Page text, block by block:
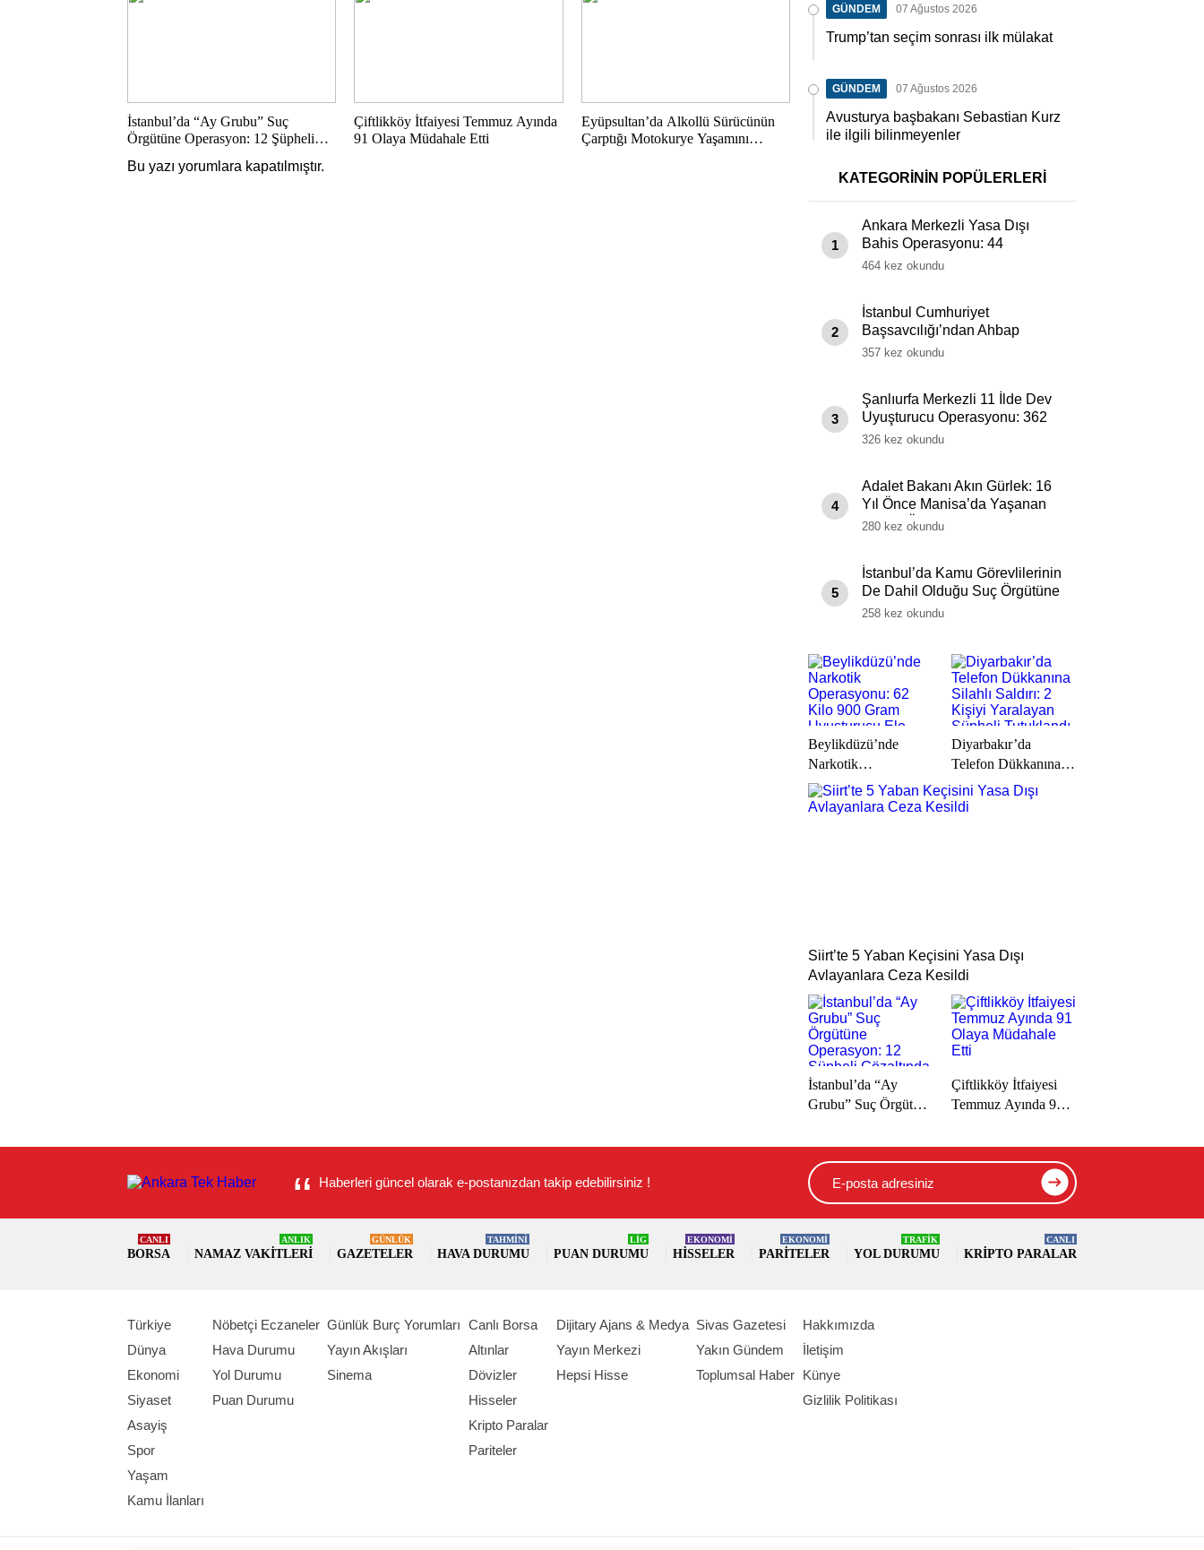
İstanbul’da “Ay Grubu” Suç
Örgütüne Operasyon: 12 Şüpheli
Çiftlikköy İtfaiyesi Temmuz Ayında
91 Olaya Müdahale Etti
Eyüpsultan’da Alkollü Sürücünün
Çarptığı Motokurye Yaşamını
Bu yazı yorumlara kapatılmıştır.
GÜNDEM 07 Ağustos 2026
Trump’tan seçim sonrası ilk mülakat
GÜNDEM 07 Ağustos 2026
Avusturya başbakanı Sebastian Kurz
ile ilgili bilinmeyenler
KATEGORİNİN POPÜLERLERİ
1
Ankara Merkezli Yasa Dışı
Bahis Operasyonu: 44
Tutuklama
464 kez okundu
2
İstanbul Cumhuriyet
Başsavcılığı’ndan Ahbap
Soruşturması: Bilirkişi Heyeti
357 kez okundu
3
Şanlıurfa Merkezli 11 İlde Dev
Uyuşturucu Operasyonu: 362
Şüpheli Hakkında Yakalama
326 kez okundu
4
Adalet Bakanı Akın Gürlek: 16
Yıl Önce Manisa’da Yaşanan
Bebek Ölümü Hadisesi
280 kez okundu
5
İstanbul’da Kamu Görevlilerinin
De Dahil Olduğu Suç Örgütüne
Darbe: 37 Gözaltı
258 kez okundu
Beylikdüzü’nde
Narkotik
Operasyonu: 62 Kilo
900 Gram
Diyarbakır’da
Telefon Dükkanına
Silahlı Saldırı: 2
Kişiyi Yaralayan
Siirt’te 5 Yaban Keçisini Yasa Dışı
Avlayanlara Ceza Kesildi
İstanbul’da “Ay
Grubu” Suç Örgütüne
Şüpheli Gözaltında
Çiftlikköy İtfaiyesi
Temmuz Ayında 91
Haberleri güncel olarak e-postanızdan takip edebilirsiniz !
BORSA
CANLI
NAMAZ VAKITLERI
ANLIK
GAZETELER
GÜNLÜK
HAVA DURUMU
TAHMİNİ
PUAN DURUMU
LİG
HISSELER
EKONOMİ
PARITELER
EKONOMİ
YOL DURUMU
TRAFİK
KRIPTO PARALAR
CANLI
Türkiye
Dünya
Ekonomi
Siyaset
Asayiş
Spor
Yaşam
Kamu İlanları
Nöbetçi Eczaneler
Hava Durumu
Yol Durumu
Puan Durumu
Günlük Burç Yorumları
Yayın Akışları
Sinema
Canlı Borsa
Altınlar
Dövizler
Hisseler
Kripto Paralar
Pariteler
Dijitary Ajans & Medya
Yayın Merkezi
Hepsi Hisse
Sivas Gazetesi
Yakın Gündem
Toplumsal Haber
Hakkımızda
İletişim
Künye
Gizlilik Politikası